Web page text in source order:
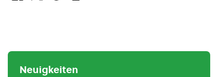
Neuigkeiten